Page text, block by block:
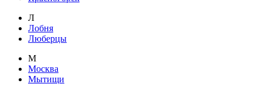
Л
Лобня
Люберцы
М
Москва
Мытищи